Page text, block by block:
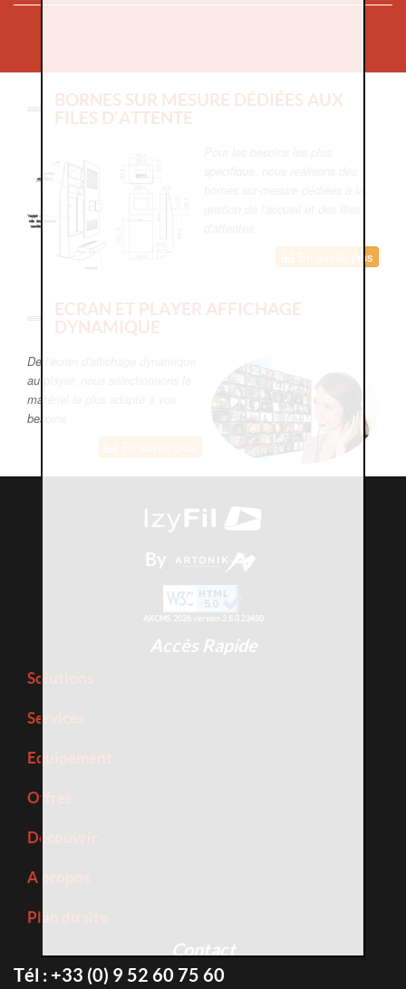
BORNES SUR MESURE DÉDIÉES AUX
FILES D'ATTENTE
En savoir plus
ECRAN ET PLAYER AFFICHAGE
DYNAMIQUE
De l'écran d'affichage dynamique
au player, nous sélectionnons le
matériel le plus adapté à vos
besoins
By
AKCMS 2026 version 2.8.0.23450
Accès Rapide
Solutions
Services
Equipement
Offres
Découvrir
A propos
Plan du site
Contact
Tél : +33 (0) 9 52 60 75 60